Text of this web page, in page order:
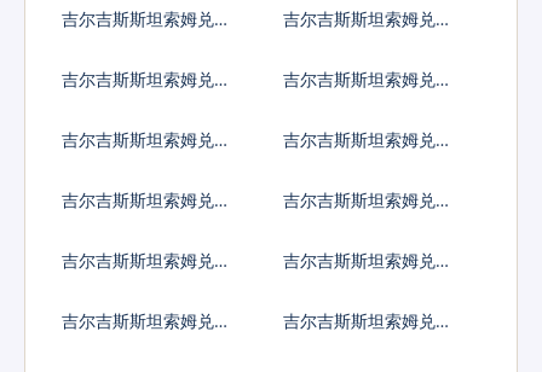
吉尔吉斯斯坦索姆兑波
吉尔吉斯斯坦索姆兑巴
吉尔吉斯斯坦索姆兑孟
吉尔吉斯斯坦索姆兑巴
吉尔吉斯斯坦索姆兑布
吉尔吉斯斯坦索姆兑百
吉尔吉斯斯坦索姆兑文
吉尔吉斯斯坦索姆兑玻
吉尔吉斯斯坦索姆兑巴
吉尔吉斯斯坦索姆兑不
吉尔吉斯斯坦索姆兑博
吉尔吉斯斯坦索姆兑白